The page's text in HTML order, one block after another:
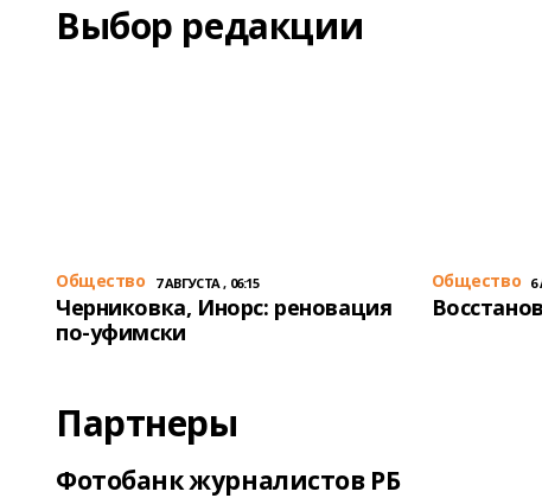
Выбор редакции
Общество 7 АВГУСТА , 06:15
Черниковка, Инорс: реновация
по-уфимски
Общество 6
Партнеры
Фотобанк журналистов РБ